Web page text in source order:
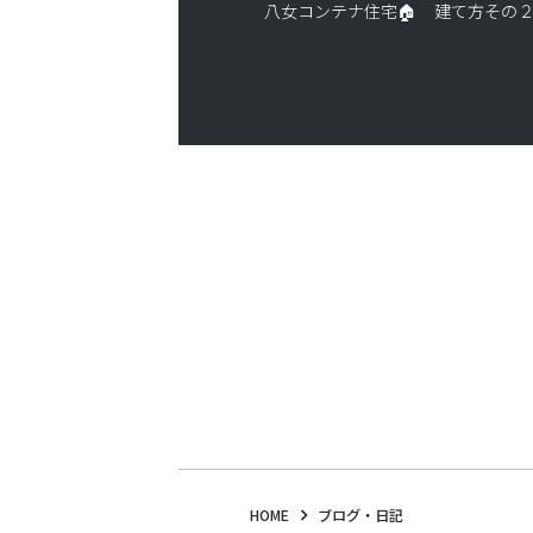
八女コンテナ住
HOME ブログ・日記